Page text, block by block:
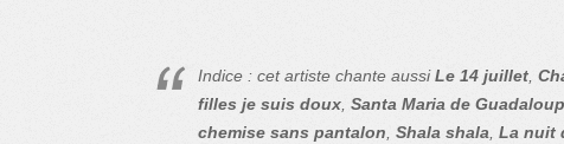
Indice : cet artiste chante aussiLe 14 juillet
filles je suis doux Santa Maria de
chemise sans pantalon Shala shala La nuit